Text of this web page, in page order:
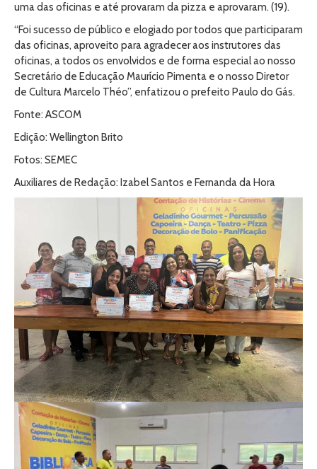
uma das oficinas e até provaram da pizza e aprovaram. (19).
“Foi sucesso de público e elogiado por todos que participaram
das oficinas, aproveito para agradecer aos instrutores das
oficinas, a todos os envolvidos e de forma especial ao nosso
Secretário de Educação Maurício Pimenta e o nosso Diretor
de Cultura Marcelo Théo”, enfatizou o prefeito Paulo do Gás.
Fonte: ASCOM
Edição: Wellington Brito
Fotos: SEMEC
Auxiliares de Redação: Izabel Santos e Fernanda da Hora